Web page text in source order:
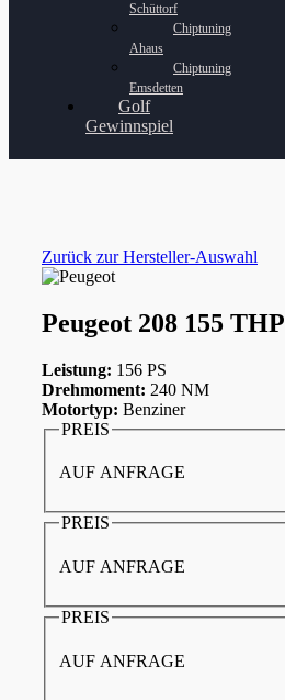
Schüttorf
Chiptuning
Ahaus
Chiptuning
Emsdetten
Golf
Gewinnspiel
Zurück zur Hersteller-Auswahl
Peugeot 208 155 THP
Leistung: 156 PS
Drehmoment: 240 NM
Motortyp: Benziner
PREIS
AUF ANFRAGE
PREIS
AUF ANFRAGE
PREIS
AUF ANFRAGE